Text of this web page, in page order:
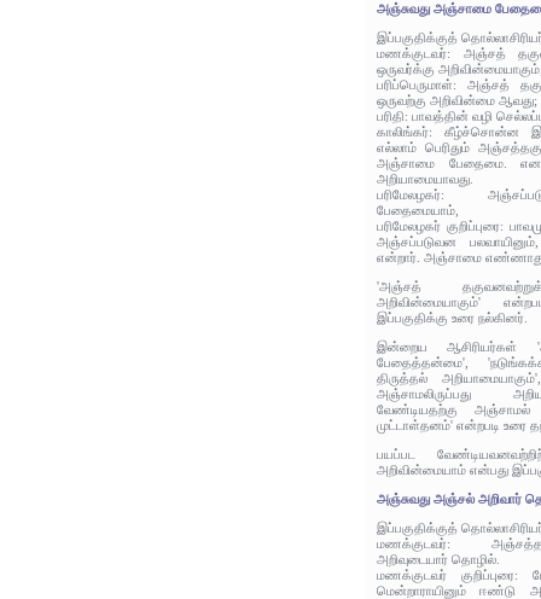
அஞ்சுவது அஞ்சாமை
இப்பகுதிக்குத்
மணக்குடவர்: அஞ்சத்
ஒருவர்க்கு
பரிப்பெருமாள்: அஞ்சத்
ஒருவற்கு அறிவின்மை ஆவது;
பரிதி: பாவத்தின் வழி
காலிங்கர்: கீழ்ச்சொன்ன
எல்லாம் பெரிதும்
அஞ்சாமை பேதைமை.
அறியாமையாவது.
பரிமேலழகர்:
பேதைமையாம்,
பரிமேலழகர் குறிப்புரை:
அஞ்சப்படுவன
என்றார். அஞ்சாமை எண்ணாது
'அஞ்சத்
அறிவின்மையாகும்'
இப்பகுதிக்கு உரை நல்கினர்.
இன்றைய ஆசிரியர்கள்
பேதைத்தன்மை',
திருத்தல்
அஞ்சாமலிருப்பது
வேண்டியதற்கு அஞ்சாமல்
முட்டாள்தனம்' என்றபடி உரை
பயப்பட
அறிவின்மையாம் என்பது
அஞ்சுவது அஞ்சல் அறிவார்
இப்பகுதிக்குத்
மணக்குடவர்:
அறிவுடையார் தொழில்.
மணக்குடவர்
மென்றாராயினும் ஈண்டு